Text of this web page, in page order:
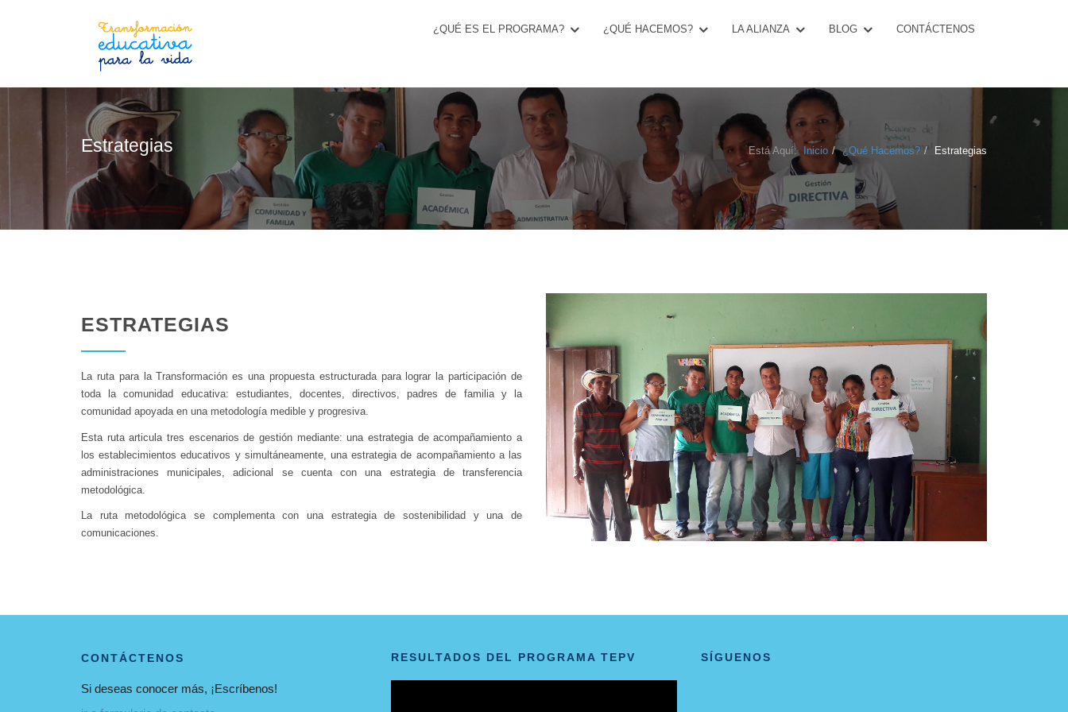
¿QUÉ ES EL PROGRAMA? ¿QUÉ HACEMOS? LA ALIANZA BLOG CONTÁCTENOS
Estrategias Está Aquí: Inicio ¿Qué Hacemos? Estrategias
ESTRATEGIAS
La ruta para la Transformación es una propuesta estructurada para lograr la participación de
toda la comunidad educativa: estudiantes, docentes, directivos, padres de familia y la
comunidad apoyada en una metodología medible y progresiva.
Esta ruta articula tres escenarios de gestión mediante: una estrategia de acompañamiento a
los establecimientos educativos y simultáneamente, una estrategia de acompañamiento a las
administraciones municipales, adicional se cuenta con una estrategia de transferencia
metodológica.
La ruta metodológica se complementa con una estrategia de sostenibilidad y una de
comunicaciones.
CONTÁCTENOS
Si deseas conocer más, ¡Escríbenos!
RESULTADOS DEL PROGRAMA TEPV SÍGUENOS